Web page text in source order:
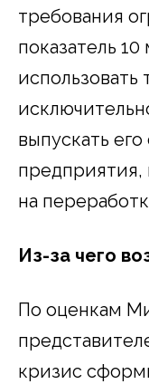
требования
показатель
выпускать
на
Из-за чего
По оценкам
кризис